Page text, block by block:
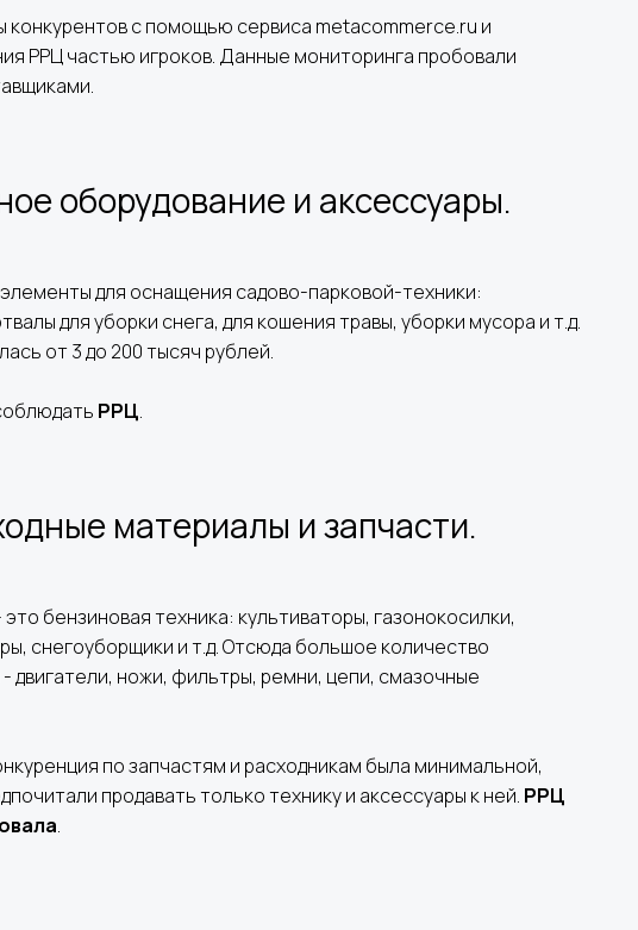
с помощью сервиса metacommerce.ru и
РРЦ частью игроков. Данные мониторинга пробовали
оборудование и аксессуары.
для оснащения садово-парковой-техники:
для уборки снега, для кошения травы, уборки мусора и т.д.
от 3 до 200 тысяч рублей.
РРЦ.
материалы и запчасти.
бензиновая техника: культиваторы, газонокосилки,
снегоуборщики и т.д. Отсюда большое количество
двигатели, ножи, фильтры, ремни, цепи, смазочные
по запчастям и расходникам была минимальной,
продавать только технику и аксессуары к ней. РРЦ
.